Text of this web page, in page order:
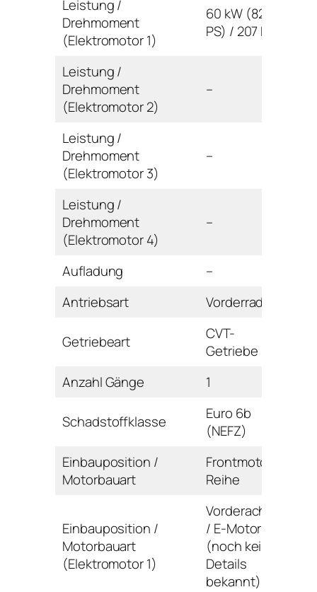
Leistung /
Drehmoment
(Elektromotor 1)
60 kW (82
PS) / 207 Nm
Leistung /
Drehmoment
(Elektromotor 2)
–
Leistung /
Drehmoment
(Elektromotor 3)
–
Leistung /
Drehmoment
(Elektromotor 4)
–
Aufladung
–
Antriebsart
Vorderrad
Getriebeart
CVT-
Getriebe
Anzahl Gänge
1
Schadstoffklasse
Euro 6b
(NEFZ)
Einbauposition /
Motorbauart
Frontmotor /
Reihe
Einbauposition /
Motorbauart
(Elektromotor 1)
Vorderachse
/ E-Motor
(noch keine
Details
bekannt)